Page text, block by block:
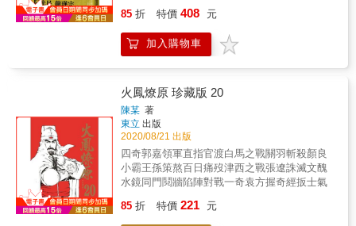
完成這段向青春致敬的旅程。也許有些羞澀，
有些遺憾，但更多的是對成長的感動與釋然，
僅以這二十四篇生命故事，向我們的青春致
敬。【內容介紹】十年經典，重磅回歸！《80
舞、錄影帶、棒球與夢想交錯的年代——一部
屬於台灣人的青春紀錄漫畫。《80年代事件
簿》是導演兼漫畫家小莊以個人記憶書寫台灣
青春的自傳式漫畫。作品從1970年代末到1990
年代初，透過〈棒球熱〉、〈超合金機器
人〉、〈李小龍〉、〈升學壓力〉等篇章，描
繪解嚴前後的社會氛圍與少年成長。那是彩色
弄棒球交錯的年代。小莊以導演般的鏡頭感與
遊戲&hellip;&hellip; 他們大喊：「把那些該死
的知識，丟給狗吃吧！」 & 擅長刻劃常民生
活、經營情感細節，筆觸極富人文關懷與本土
日本時代作家龍瑛宗的經典代表作〈植有木瓜
樹的小鎮〉。 & 有為青年陳有三來到一座小鎮
就任銀行會計助理，懷抱著理念和熱情，夢想
著勤儉苦讀、出人頭地的他，卻萬萬想不到，
這個地方竟是一座會把各種希望吞噬的小鎮
&hellip;&hellip;努力無法扭轉命運，打拚無法改
變現實，知識無用的苦悶，如何一步步將他摧
折，乃至廢墜沉淪？ & ◎本作品獲文化部「漫
畫創作及出版行銷獎勵要點」支持 & 本書特色
85 折 特價 408 元
加入購物車
火鳳燎原 珍藏版 20
陳某 著
東立 出版
2020/08/21 出版
四奇郭嘉領軍直指官渡白馬之戰關羽斬殺顏良
小霸王孫策熬百日痛歿津西之戰張遼誅滅文醜
水鏡同門鬩牆陷陣對戰一奇袁方握奇經扳士氣
85 折 特價 221 元